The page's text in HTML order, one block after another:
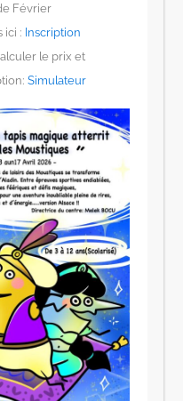
Février
ici : Inscription
le prix et
Simulateur